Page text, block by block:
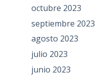
octubre 2023
septiembre 2023
agosto 2023
julio 2023
junio 2023